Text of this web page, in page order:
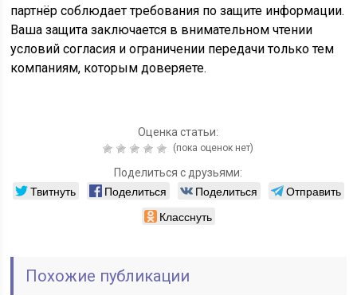
партнёр соблюдает требования по защите информации.
Ваша защита заключается в внимательном чтении
условий согласия и ограничении передачи только тем
компаниям, которым доверяете.
Оценка статьи:
(пока оценок нет)
Поделиться с друзьями:
Твитнуть Поделиться Поделиться
Отправить
Класснуть
Похожие публикации